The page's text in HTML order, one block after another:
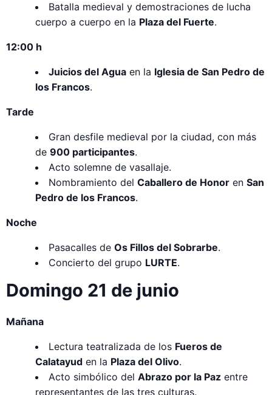
Batalla medieval y demostraciones de lucha
cuerpo a cuerpo en la Plaza del Fuerte.
12:00 h
Juicios del Agua en la Iglesia de San Pedro de
los Francos.
Tarde
Gran desfile medieval por la ciudad, con más
de 900 participantes.
Acto solemne de vasallaje.
Nombramiento del Caballero de Honor en San
Pedro de los Francos.
Noche
Pasacalles de Os Fillos del Sobrarbe.
Concierto del grupo LURTE.
Domingo 21 de junio
Mañana
Lectura teatralizada de los Fueros de
Calatayud en la Plaza del Olivo.
Acto simbólico del Abrazo por la Paz entre
representantes de las tres culturas.